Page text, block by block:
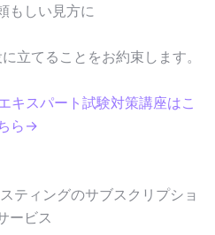
もしい見方に
立てることをお約束します。
キスパート試験対策講座はこ
ら→
ティングのサブスクリプショ
ービス